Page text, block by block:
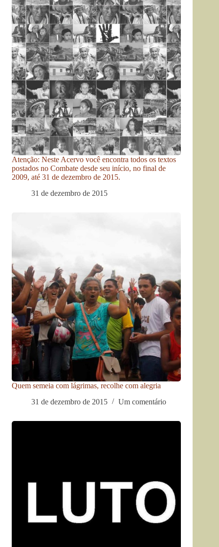
Atenção: Neste Acervo você encontra todos os textos
postados no Combate desde seu início, no final de
2009, até 31 de dezembro de 2015.
31 de dezembro de 2015
Quem semeia com lágrimas, recolhe com alegria
31 de dezembro de 2015
Um comentário